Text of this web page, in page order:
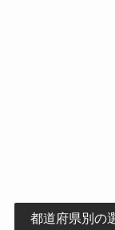
都道府県別の